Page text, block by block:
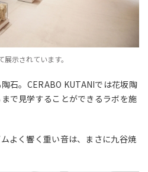
示されています。
石。CERABO KUTANIでは花坂陶
で見学することができるラボを施
よく響く重い音は、まさに九谷焼